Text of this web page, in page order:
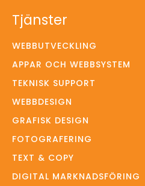
Tjänster
WEBBUTVECKLING
APPAR OCH WEBBSYSTEM
TEKNISK SUPPORT
WEBBDESIGN
GRAFISK DESIGN
FOTOGRAFERING
TEXT & COPY
DIGITAL MARKNADSFÖRING